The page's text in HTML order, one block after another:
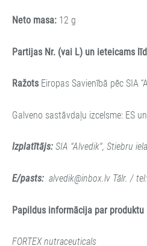
Neto masa: 12 g
Partijas Nr. (vai L) un ieteicams
Ražots Eiropas Savienībā pēc SIA
Galveno sastāvdaļu izcelsme: ES
Izplatītājs: SIA "Alvedik", Stiebru
E/pasts: alvedik@inbox.lv Tālr. /
Papildus informācija par produktu
FORTEX nutraceuticals